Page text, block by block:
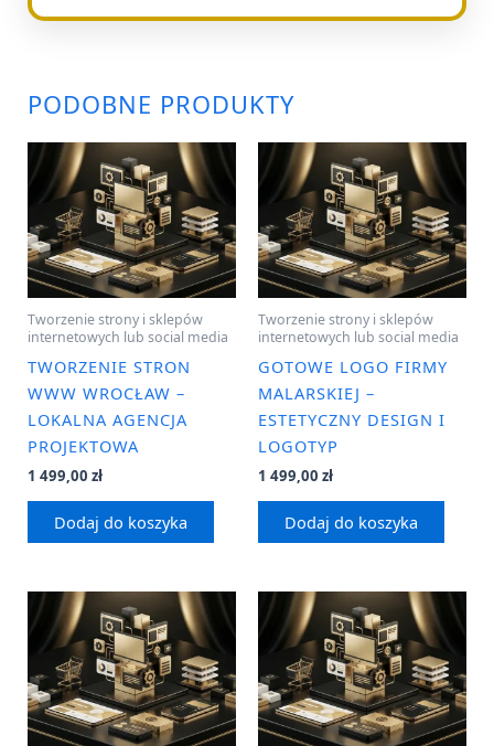
PODOBNE PRODUKTY
Tworzenie strony i sklepów
internetowych lub social media
TWORZENIE STRON
WWW WROCŁAW –
LOKALNA AGENCJA
PROJEKTOWA
1 499,00 zł
Dodaj do koszyka
Tworzenie strony i sklepów
internetowych lub social media
GOTOWE LOGO FIRMY
MALARSKIEJ –
ESTETYCZNY DESIGN I
LOGOTYP
1 499,00 zł
Dodaj do koszyka